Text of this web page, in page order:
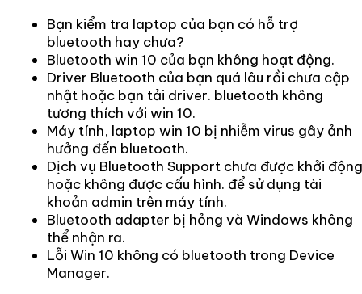
Bạn kiểm tra laptop của bạn có hỗ trợ
bluetooth hay chưa?
Bluetooth win 10 của bạn không hoạt động.
Driver Bluetooth của bạn quá lâu rồi chưa cập
nhật hoặc bạn tải driver. bluetooth không
tương thích với win 10.
Máy tính, laptop win 10 bị nhiễm virus gây ảnh
hưởng đến bluetooth.
Dịch vụ Bluetooth Support chưa được khởi động
hoặc không được cấu hình. để sử dụng tài
khoản admin trên máy tính.
Bluetooth adapter bị hỏng và Windows không
thể nhận ra.
Lỗi Win 10 không có bluetooth trong Device
Manager.